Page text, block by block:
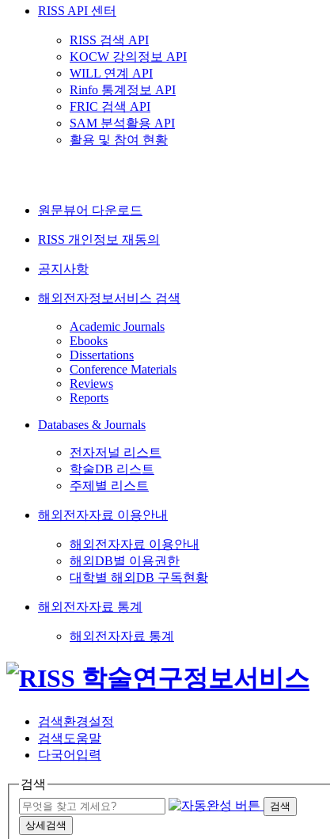
RISS API 센터
RISS 검색 API
KOCW 강의정보 API
WILL 연계 API
Rinfo 통계정보 API
FRIC 검색 API
SAM 분석활용 API
활용 및 참여 현황
원문뷰어 다운로드
RISS 개인정보 재동의
공지사항
해외전자정보서비스 검색
Academic Journals
Ebooks
Dissertations
Conference Materials
Reviews
Reports
Databases & Journals
전자저널 리스트
학술DB 리스트
주제별 리스트
해외전자자료 이용안내
해외전자자료 이용안내
해외DB별 이용권한
대학별 해외DB 구독현황
해외전자자료 통계
해외전자자료 통계
검색환경설정
검색도움말
다국어입력
검색
검색
상세검색